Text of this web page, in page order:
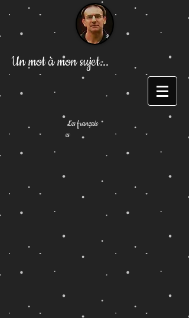
Un mot à mon sujet...
Les français
es